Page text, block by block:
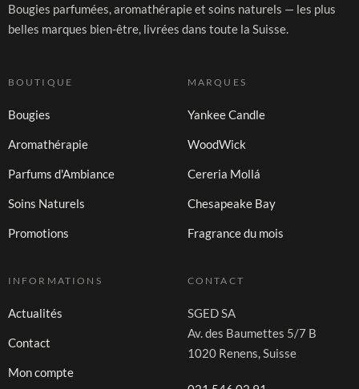
Bougies parfumées, aromathérapie et soins naturels — les plus
belles marques bien-être, livrées dans toute la Suisse.
BOUTIQUE
Bougies
Aromathérapie
Parfums d'Ambiance
Soins Naturels
Promotions
MARQUES
Yankee Candle
WoodWick
Cereria Mollá
Chesapeake Bay
Fragrance du mois
INFORMATIONS
Actualités
Contact
Mon compte
CONTACT
SGED SA
Av. des Baumettes 5/7 B
1020 Renens, Suisse